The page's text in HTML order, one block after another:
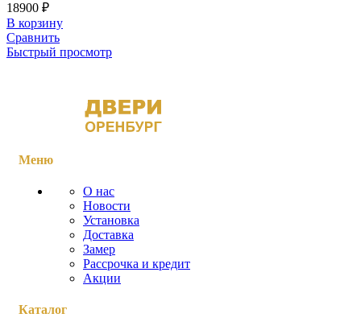
18900 ₽
В корзину
Сравнить
Быстрый просмотр
Меню
О нас
Новости
Установка
Доставка
Замер
Рассрочка и кредит
Акции
Каталог